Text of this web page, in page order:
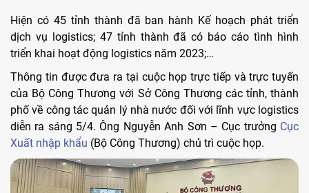
Hiện có 45 tỉnh thành đã ban hành Kế hoạch phát triển
dịch vụ logistics; 47 tỉnh thành đã có báo cáo tình hình
triển khai hoạt động logistics năm 2023;…
Thông tin được đưa ra tại cuộc họp trực tiếp và trực tuyến
của Bộ Công Thương với Sở Công Thương các tỉnh, thành
phố về công tác quản lý nhà nước đối với lĩnh vực logistics
diễn ra sáng 5/4. Ông Nguyễn Anh Sơn – Cục trưởng Cục
Xuất nhập khẩu (Bộ Công Thương) chủ trì cuộc họp.